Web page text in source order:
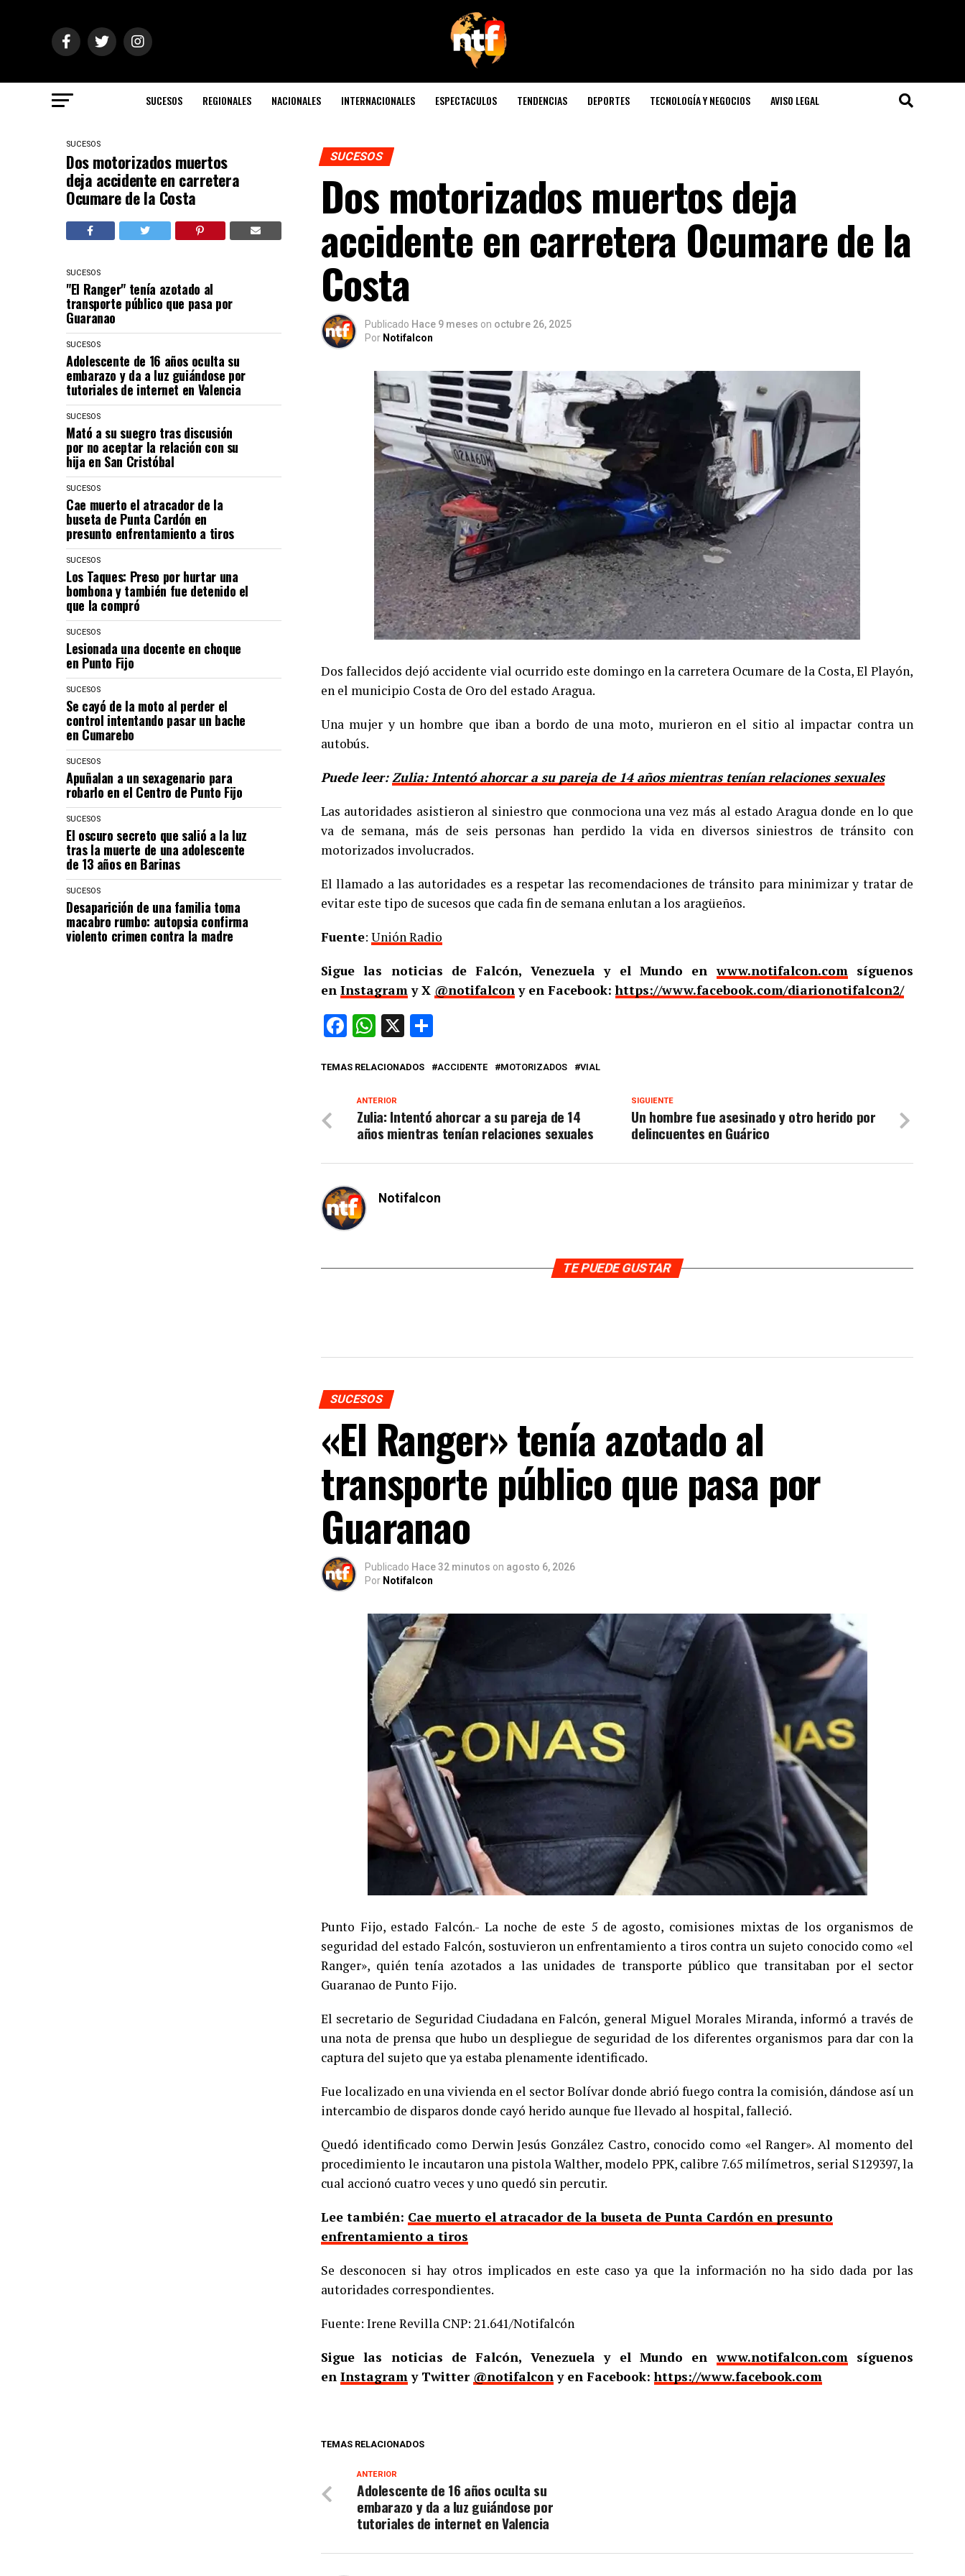
SUCESOS REGIONALES NACIONALES INTERNACIONALES ESPECTACULOS TENDENCIAS DEPORTES TECNOLOGÍA Y NEGOCIOS AVISO LEGAL
SUCESOS
Dos motorizados muertos
deja accidente en carretera
Ocumare de la Costa
SUCESOS
"El Ranger" tenía azotado al
transporte público que pasa por
Guaranao
SUCESOS
Adolescente de 16 años oculta su
embarazo y da a luz guiándose por
tutoriales de internet en Valencia
SUCESOS
Mató a su suegro tras discusión
por no aceptar la relación con su
hija en San Cristóbal
SUCESOS
Cae muerto el atracador de la
buseta de Punta Cardón en
presunto enfrentamiento a tiros
SUCESOS
Los Taques: Preso por hurtar una
bombona y también fue detenido el
que la compró
SUCESOS
Lesionada una docente en choque
en Punto Fijo
SUCESOS
Se cayó de la moto al perder el
control intentando pasar un bache
en Cumarebo
SUCESOS
Apuñalan a un sexagenario para
robarlo en el Centro de Punto Fijo
SUCESOS
El oscuro secreto que salió a la luz
tras la muerte de una adolescente
de 13 años en Barinas
SUCESOS
Desaparición de una familia toma
macabro rumbo: autopsia confirma
violento crimen contra la madre
SUCESOS
Dos motorizados muertos deja
accidente en carretera Ocumare de la
Costa
Publicado Hace 9 meses on octubre 26, 2025
Por Notifalcon
Dos fallecidos dejó accidente vial ocurrido este domingo en la carretera Ocumare de la Costa, El Playón,
en el municipio Costa de Oro del estado Aragua.
Una mujer y un hombre que iban a bordo de una moto, murieron en el sitio al impactar contra un
autobús.
Puede leer:Zulia: Intentó ahorcar a su pareja de 14 años mientras tenían relaciones sexuales
Las autoridades asistieron al siniestro que conmociona una vez más al estado Aragua donde en lo que
va de semana, más de seis personas han perdido la vida en diversos siniestros de tránsito con
motorizados involucrados.
El llamado a las autoridades es a respetar las recomendaciones de tránsito para minimizar y tratar de
evitar este tipo de sucesos que cada fin de semana enlutan a los aragüeños.
Fuente: Unión Radio
Sigue las noticias de Falcón, Venezuela y el Mundo enwww.notifalcon.comsíguenos
en Instagramy X @notifalcony en Facebook:https://www.facebook.com/diarionotifalcon2/
Facebook
WhatsApp
X
TEMAS RELACIONADOS ACCIDENTE MOTORIZADOS VIAL
SIGUIENTE
Un hombre fue asesinado y otro herido por
delincuentes en Guárico
ANTERIOR
Zulia: Intentó ahorcar a su pareja de 14
años mientras tenían relaciones sexuales
Notifalcon
TE PUEDE GUSTAR
SUCESOS
«El Ranger» tenía azotado al
transporte público que pasa por
Guaranao
Publicado Hace 32 minutos on agosto 6, 2026
Por Notifalcon
Punto Fijo, estado Falcón.- La noche de este 5 de agosto, comisiones mixtas de los organismos de
seguridad del estado Falcón, sostuvieron un enfrentamiento a tiros contra un sujeto conocido como «el
Ranger», quién tenía azotados a las unidades de transporte público que transitaban por el sector
Guaranao de Punto Fijo.
El secretario de Seguridad Ciudadana en Falcón, general Miguel Morales Miranda, informó a través de
una nota de prensa que hubo un despliegue de seguridad de los diferentes organismos para dar con la
captura del sujeto que ya estaba plenamente identificado.
Fue localizado en una vivienda en el sector Bolívar donde abrió fuego contra la comisión, dándose así un
intercambio de disparos donde cayó herido aunque fue llevado al hospital, falleció.
Quedó identificado como Derwin Jesús González Castro, conocido como «el Ranger». Al momento del
procedimiento le incautaron una pistola Walther, modelo PPK, calibre 7.65 milímetros, serial S129397, la
cual accionó cuatro veces y uno quedó sin percutir.
Lee también: Cae muerto el atracador de la buseta de Punta Cardón en presunto
enfrentamiento a tiros
Se desconocen si hay otros implicados en este caso ya que la información no ha sido dada por las
autoridades correspondientes.
Fuente: Irene Revilla CNP: 21.641/Notifalcón
Sigue las noticias de Falcón, Venezuela y el Mundo enwww.notifalcon.comsíguenos
en Instagramy Twitter @notifalcony en Facebook:https://www.facebook.com
TEMAS RELACIONADOS
ANTERIOR
Adolescente de 16 años oculta su
embarazo y da a luz guiándose por
tutoriales de internet en Valencia